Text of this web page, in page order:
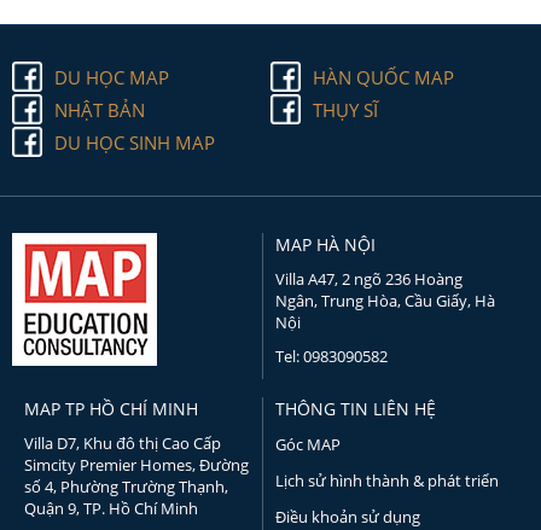
DU HỌC MAP
HÀN QUỐC MAP
NHẬT BẢN
THỤY SĨ
DU HỌC SINH MAP
MAP HÀ NỘI
Villa A47, 2 ngõ 236 Hoàng
Ngân, Trung Hòa, Cầu Giấy, Hà
Nội
Tel: 0983090582
MAP TP HỒ CHÍ MINH
Villa D7, Khu đô thị Cao Cấp
Simcity Premier Homes, Đường
số 4, Phường Trường Thạnh,
Quận 9, TP. Hồ Chí Minh
THÔNG TIN LIÊN HỆ
Góc MAP
Lịch sử hình thành & phát triển
Điều khoản sử dụng